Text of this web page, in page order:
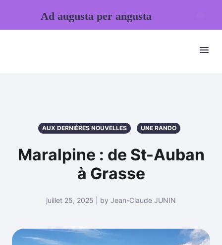
AUX DERNIÈRES NOUVELLES UNE RANDO
Maralpine : de St-Auban
à Grasse
juillet 25, 2025 | by Jean-Claude JUNIN
Ad augusta per angusta